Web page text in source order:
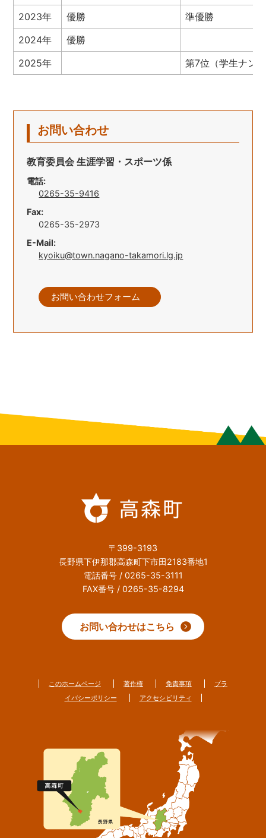
2023年
優勝
準優勝
2024年
優勝
2025年
第7位（学生ナン
お問い合わせ
教育委員会 生涯学習・スポーツ係
電話:
0265-35-9416
Fax:
0265-35-2973
E-Mail:
kyoiku@town.nagano-takamori.lg.jp
お問い合わせフォーム
〒399-3193
長野県下伊那郡高森町下市田2183番地1
電話番号 / 0265-35-3111
FAX番号 / 0265-35-8294
お問い合わせはこちら
このホームページ 著作権 免責事項
プラ
イバシーポリシー
アクセシビリティ